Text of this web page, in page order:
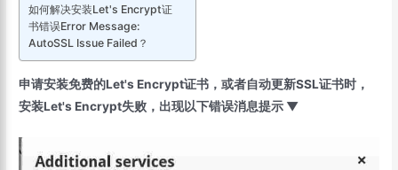
如何解决安装Let's Encrypt证
书错误Error Message:
AutoSSL Issue Failed？
申请安装免费的Let's Encrypt证书，或者自动更新SSL证书时，
安装Let's Encrypt失败，出现以下错误消息提示 ▼